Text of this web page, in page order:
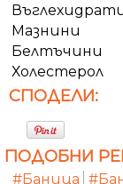
Мазнини
Белтъчини
Холестерол
СПОДЕЛИ:
ПОДОБНИ
#Баница